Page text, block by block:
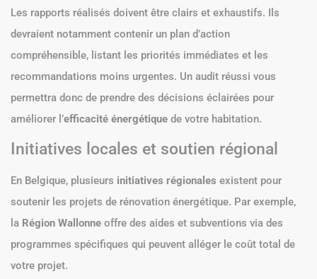
Les rapports réalisés doivent être clairs et exhaustifs. Ils
devraient notamment contenir un plan d’action
compréhensible, listant les priorités immédiates et les
recommandations moins urgentes. Un audit réussi vous
permettra donc de prendre des décisions éclairées pour
améliorer l’efficacité énergétique de votre habitation.
Initiatives locales et soutien régional
En Belgique, plusieurs initiatives régionales existent pour
soutenir les projets de rénovation énergétique. Par exemple,
la Région Wallonne offre des aides et subventions via des
programmes spécifiques qui peuvent alléger le coût total de
votre projet.